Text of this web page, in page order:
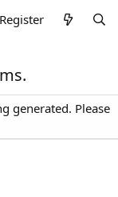
Register
generated. Please